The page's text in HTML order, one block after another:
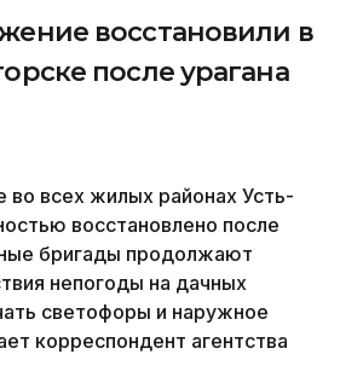
восстановили в
после урагана
всех жилых районах Усть-
восстановлено после
бригады продолжают
непогоды на дачных
светофоры и наружное
корреспондент агентства